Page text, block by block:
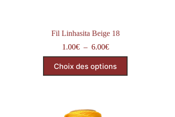
Fil Linhasita Beige 18
1.00€ – 6.00€Plage
de
prix :
Choix des options
Ce
produit
a
options